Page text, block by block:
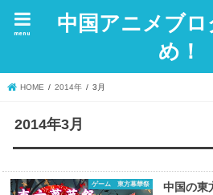
中国アニメブ
め！
menu
HOME 2014年 3月
2014年3月
ゲーム 東方幕華祭
中国の東